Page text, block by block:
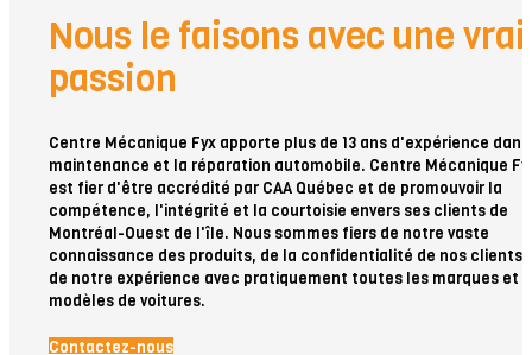
Nous le faisons avec une
passion
Centre Mécanique Fyx apporte plus de 13 ans d'expérience
maintenance et la réparation automobile. Centre Mécanique
est fier d'être accrédité par CAA Québec et de promouvoir la
compétence, l'intégrité et la courtoisie envers ses clients de
Montréal-Ouest de l'île. Nous sommes fiers de notre vaste
connaissance des produits, de la confidentialité de nos clients
de notre expérience avec pratiquement toutes les marques et
modèles de voitures.
Contactez-nous